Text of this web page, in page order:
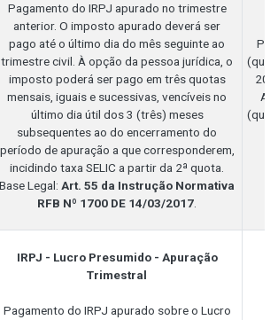
Pagamento do IRPJ apurado no trimestre
anterior. O imposto apurado deverá ser
pago até o último dia do mês seguinte ao
trimestre civil. À opção da pessoa jurídica, o
imposto poderá ser pago em três quotas
mensais, iguais e sucessivas, vencíveis no
último dia útil dos 3 (três) meses
subsequentes ao do encerramento do
período de apuração a que corresponderem,
incidindo taxa SELIC a partir da 2ª quota.
Base Legal: Art. 55 da Instrução Normativa
RFB Nº 1700 DE 14/03/2017
IRPJ - Lucro Presumido - Apuração
Trimestral
Pagamento do IRPJ apurado sobre o Lucro